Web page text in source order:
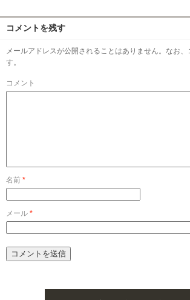
コメントを残す
メールアドレスが公開されることはありません。なお
す。
コメント
名前 *
メール *